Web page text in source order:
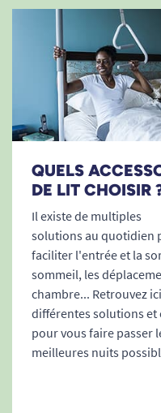
QUELS
DE LIT CHOISIR
Il existe de multiples
solutions au quotidien
faciliter l'entrée et la
sommeil, les
chambre... Retrouvez
différentes solutions et
pour vous faire passer
meilleures nuits